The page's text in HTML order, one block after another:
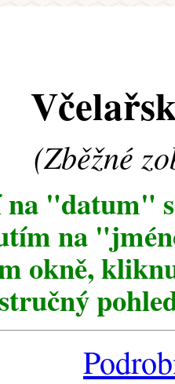
(Zběžné
"datum"
na
okně,
stručný